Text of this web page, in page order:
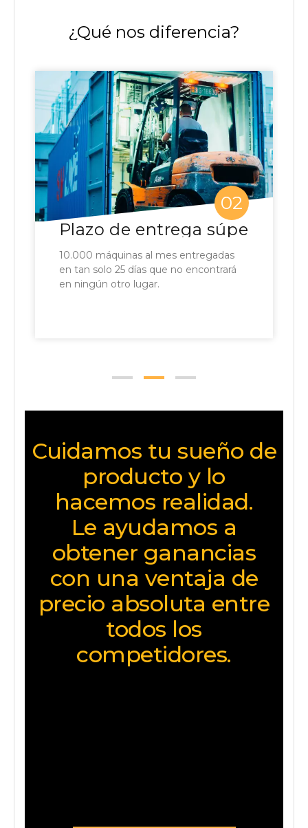
¿Qué nos diferencia?
02
Plazo de entrega súper
10.000 máquinas al mes entregadas
en tan solo 25 días que no encontrará
en ningún otro lugar.
Cuidamos tu sueño de
producto y lo
hacemos realidad.
Le ayudamos a
obtener ganancias
con una ventaja de
precio absoluta entre
todos los
competidores.